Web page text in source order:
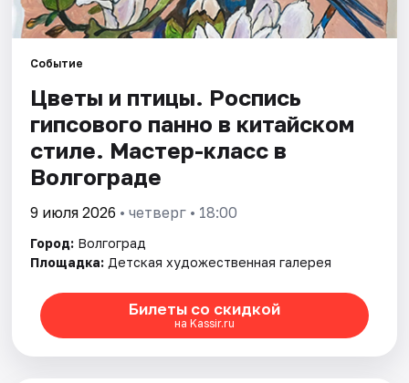
События
Города
Площадки
Артисты
Рейтинги
Событие
Цветы и птицы. Роспись
гипсового панно в китайском
стиле. Мастер-класс в
Волгограде
9 июля 2026 • четверг • 18:00
Город: Волгоград
Площадка: Детская художественная галерея
Билеты со скидкой
на Kassir.ru